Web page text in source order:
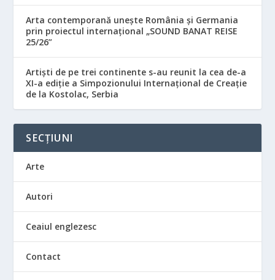
Arta contemporană unește România și Germania
prin proiectul internațional „SOUND BANAT REISE
25/26”
Artiști de pe trei continente s-au reunit la cea de-a
XI-a ediție a Simpozionului Internațional de Creație
de la Kostolac, Serbia
SECȚIUNI
Arte
Autori
Ceaiul englezesc
Contact